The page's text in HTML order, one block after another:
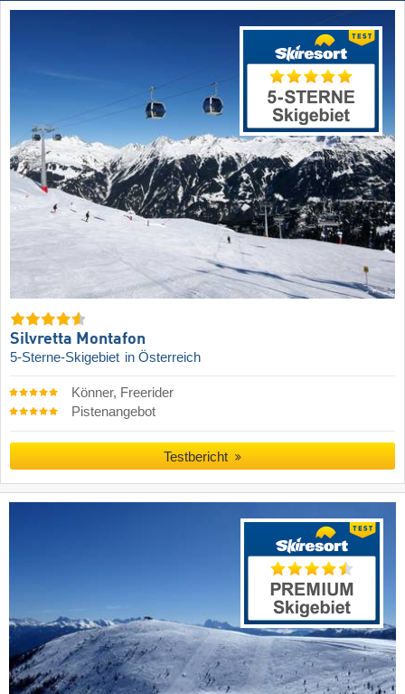
Silvretta Montafon
5-Sterne-Skigebiet in Österreich
Könner, Freerider
Pistenangebot
Testbericht